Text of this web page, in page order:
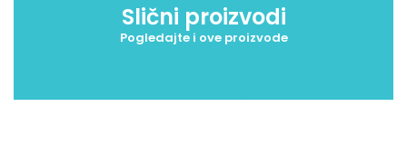
Slični proizvodi
Pogledajte i ove proizvode